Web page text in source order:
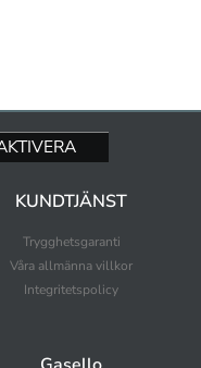
KUNDTJÄNST
Trygghetsgaranti
Våra allmänna villkor
Integritetspolicy